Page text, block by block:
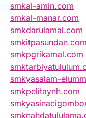
smkal-amin.com
smkal-manar.com
smkdarulamal.com
smkitpasundan.com
smkpgrikamal.com
smkyasalam-
smkpelitaynh.com